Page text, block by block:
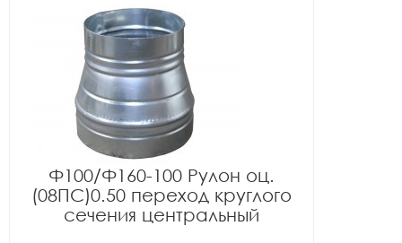
Ф100/Ф160-100 Рулон оц.
(08ПС)0.50 переход круглого
сечения центральный